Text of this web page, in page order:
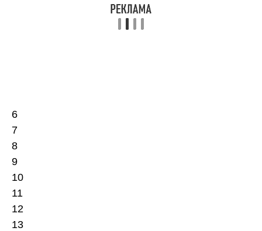
6
7
8
9
10
11
12
13